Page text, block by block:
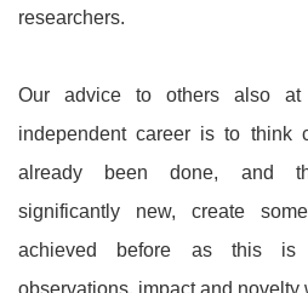
researchers.
Our advice to others also
independent career is to think
already been done, and
significantly new, create
achieved before as this is
observations, impact and novelty